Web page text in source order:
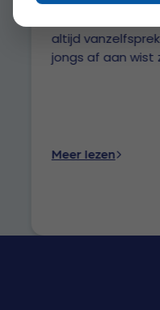
altijd
jongs af aan wist
Meer lezen